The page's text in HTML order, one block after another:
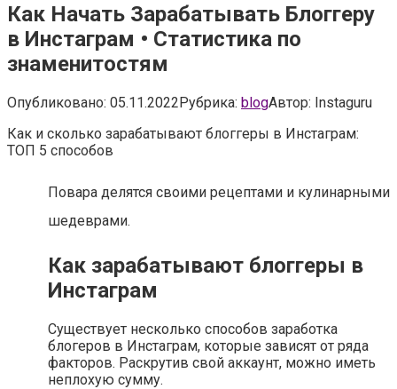
Как Начать Зарабатывать Блоггеру
в Инстаграм • Статистика по
знаменитостям
Опубликовано: 05.11.2022Рубрика: blogАвтор: Instaguru
Как и сколько зарабатывают блоггеры в Инстаграм:
ТОП 5 способов
Повара делятся своими рецептами и кулинарными
шедеврами.
Как зарабатывают блоггеры в
Инстаграм
Существует несколько способов заработка
блогеров в Инстаграм, которые зависят от ряда
факторов. Раскрутив свой аккаунт, можно иметь
неплохую сумму.